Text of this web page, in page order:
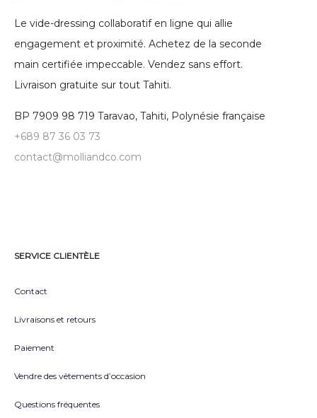
Le vide-dressing collaboratif en ligne qui allie
engagement et proximité. Achetez de la seconde
main certifiée impeccable. Vendez sans effort.
Livraison gratuite sur tout Tahiti.
BP 7909 98 719 Taravao, Tahiti, Polynésie française
+689 87 36 03 73
contact@molliandco.com
SERVICE CLIENTÈLE
Contact
Livraisons et retours
Paiement
Vendre des vêtements d’occasion
Questions fréquentes